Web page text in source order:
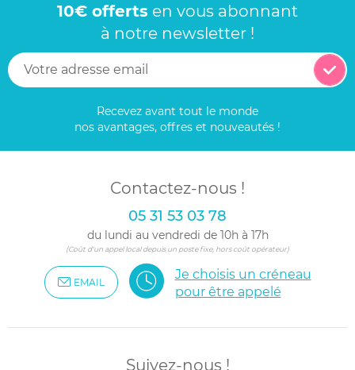
10€ offerts en vous abonnant
à notre newsletter !
Recevez avant tout le monde
nos avantages, offres et nouveautés !
Contactez-nous !
05 31 53 03 78
du lundi au vendredi de 10h à 17h
(Coût d'un appel local depuis un poste fixe, hors coût opérateur)
EMAIL
Je choisis un créneau
pour être appelé
Suivez-nous !